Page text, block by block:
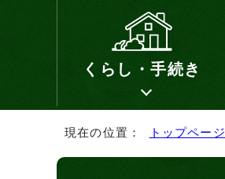
くらし・手続き
現在の位置： トップページ